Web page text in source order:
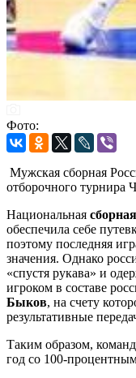
Фото:
Мужская сборная
отборочного турнира
Национальная
обеспечила себе
поэтому последняя
значения. Однако
«спустя рукава» и
игроком в составе
Быков, на счету
результативные
Таким образом,
год со 100-